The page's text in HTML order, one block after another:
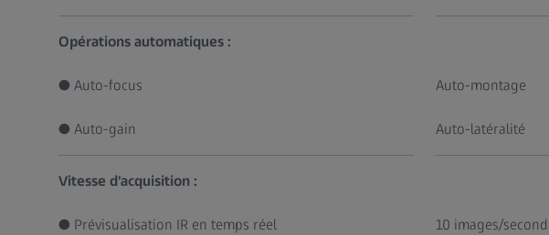
Opérations automatiques :
● Auto-focus
● Auto-gain
Auto-montage
Auto-latéralité
Vitesse d'acquisition :
● Prévisualisation IR en temps réel 10 images/